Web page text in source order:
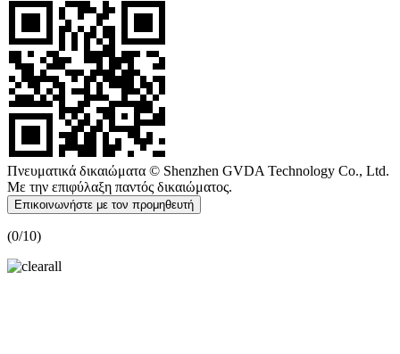
Πνευματικά δικαιώματα © Shenzhen GVDA Technology Co., Ltd.
Με την επιφύλαξη παντός δικαιώματος.
Επικοινωνήστε με τον προμηθευτή
(0/10)